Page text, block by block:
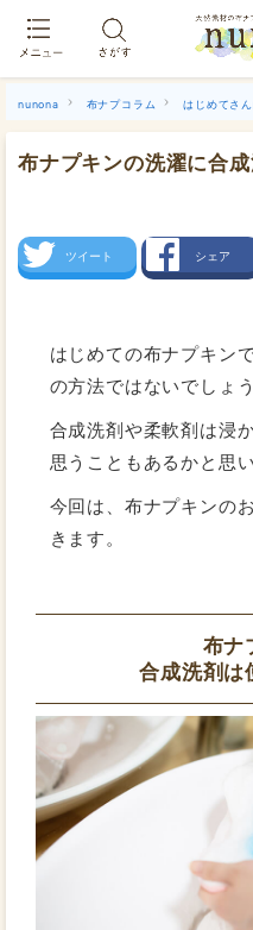
nunona 布ナプコラム はじめてさ
布ナプキンの洗濯に合
ツイート シェア
はじめての布ナプキン
の方法ではないでしょう
合成洗剤や柔軟剤は浸
思うこともあるかと思い
今回は、布ナプキンの
きます。
布ナ
合成洗剤は